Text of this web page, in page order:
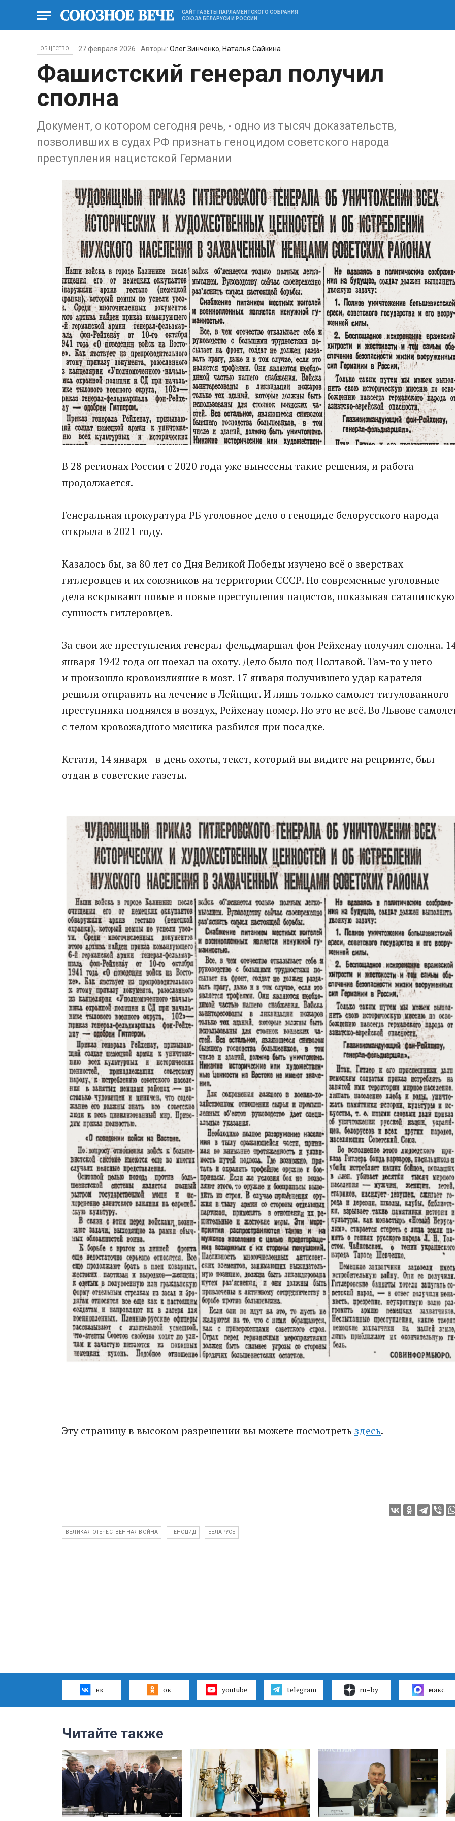
САЙТ ГАЗЕТЫ ПАРЛАМЕНТСКОГО СОБРАНИЯ
СОЮЗА БЕЛАРУСИ И РОССИИ
ОБЩЕСТВО 27 февраля 2026 Авторы: Олег Зинченко, Наталья Сайкина
Фашистский генерал получил
сполна
Документ, о котором сегодня речь, - одно из тысяч доказательств,
позволивших в судах РФ признать геноцидом советского народа
преступления нацистской Германии
В 28 регионах России с 2020 года уже вынесены такие решения, и работа
продолжается.
Генеральная прокуратура РБ уголовное дело о геноциде белорусского народа
открыла в 2021 году.
Казалось бы, за 80 лет со Дня Великой Победы изучено всё о зверствах
гитлеровцев и их союзников на территории СССР. Но современные уголовные
дела вскрывают новые и новые преступления нацистов, показывая сатанинскую
сущность гитлеровцев.
За свои же преступления генерал-фельдмаршал фон Рейхенау получил сполна.
января 1942 года он поехал на охоту. Дело было под Полтавой. Там-то у него
и произошло кровоизлияние в мозг. 17 января получившего удар карателя
решили отправить на лечение в Лейпциг. И лишь только самолет титулованного
преступника поднялся в воздух, Рейхенау помер. Но это не всё. Во Львове
с телом кровожадного мясника разбился при посадке.
Кстати, 14 января - в день охоты, текст, который вы видите на репринте, был
отдан в советские газеты.
Эту страницу в высоком разрешении вы можете посмотреть здесь.
ВЕЛИКАЯ ОТЕЧЕСТВЕННАЯ ВОЙНА ГЕНОЦИД БЕЛАРУСЬ
вк ок youtube telegram ru–by макс
Читайте также